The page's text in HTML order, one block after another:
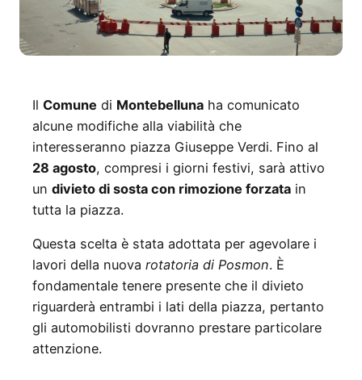
Il Comune di Montebelluna ha comunicato
alcune modifiche alla viabilità che
interesseranno piazza Giuseppe Verdi. Fino al
28 agosto, compresi i giorni festivi, sarà attivo
un divieto di sosta con rimozione forzata in
tutta la piazza.
Questa scelta è stata adottata per agevolare i
lavori della nuova rotatoria di Posmon. È
fondamentale tenere presente che il divieto
riguarderà entrambi i lati della piazza, pertanto
gli automobilisti dovranno prestare particolare
attenzione.